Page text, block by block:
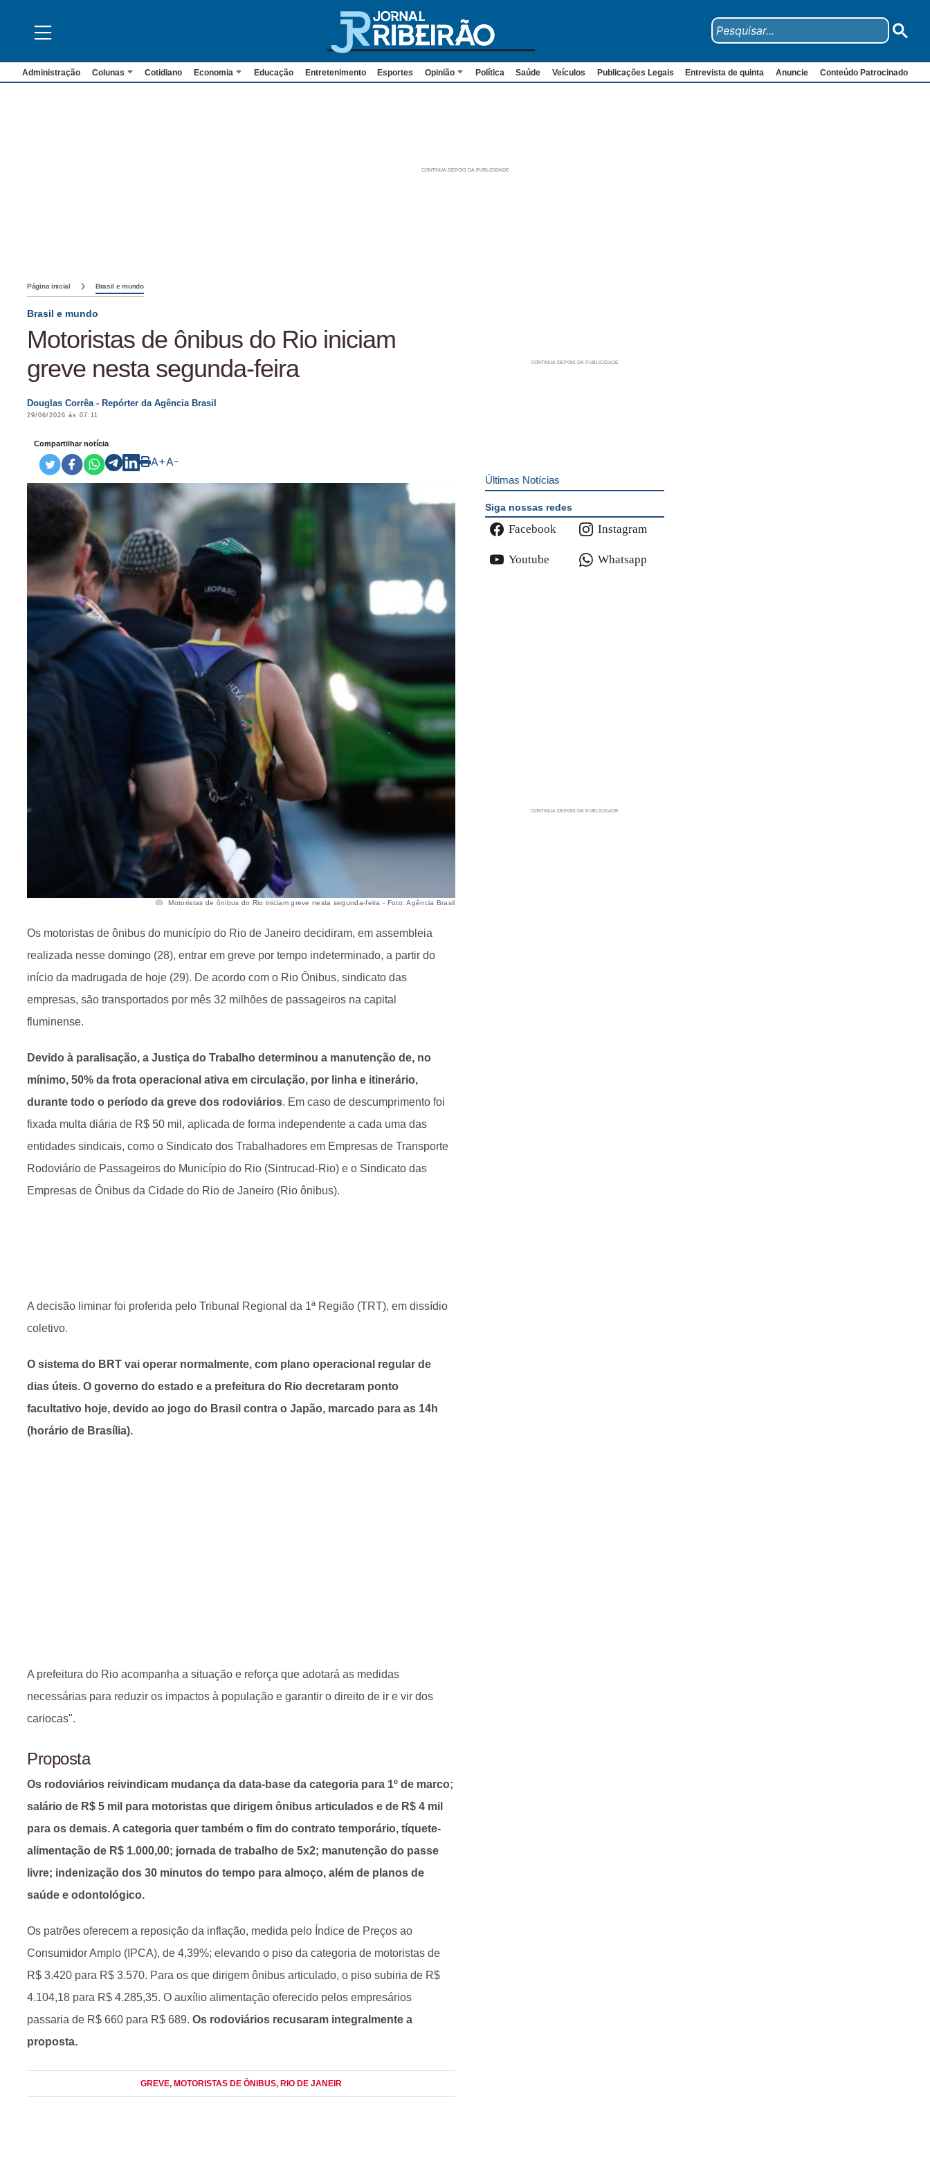
Administração Colunas Cotidiano Economia Educação Entretenimento Esportes Opinião Política Saúde Veículos Publicações Legais Entrevista de quinta Anuncie Conteúdo Patrocinado
Página inicial Brasil e mundo
Brasil e mundo
Motoristas de ônibus do Rio iniciam
greve nesta segunda-feira
Douglas Corrêa - Repórter da Agência Brasil
29/06/2026 às 07:11
Compartilhar notícia
A+A-
Motoristas de ônibus do Rio iniciam greve nesta segunda-feira - Foto: Agência Brasil
Os motoristas de ônibus do município do Rio de Janeiro decidiram, em assembleia
realizada nesse domingo (28), entrar em greve por tempo indeterminado, a partir do
início da madrugada de hoje (29). De acordo com o Rio Ônibus, sindicato das
empresas, são transportados por mês 32 milhões de passageiros na capital
fluminense.
Devido à paralisação, a Justiça do Trabalho determinou a manutenção de, no
mínimo, 50% da frota operacional ativa em circulação, por linha e itinerário,
durante todo o período da greve dos rodoviários. Em caso de descumprimento foi
fixada multa diária de R$ 50 mil, aplicada de forma independente a cada uma das
entidades sindicais, como o Sindicato dos Trabalhadores em Empresas de Transporte
Rodoviário de Passageiros do Município do Rio (Sintrucad-Rio) e o Sindicato das
Empresas de Ônibus da Cidade do Rio de Janeiro (Rio ônibus).
A decisão liminar foi proferida pelo Tribunal Regional da 1ª Região (TRT), em dissídio
coletivo.
O sistema do BRT vai operar normalmente, com plano operacional regular de
dias úteis. O governo do estado e a prefeitura do Rio decretaram ponto
facultativo hoje, devido ao jogo do Brasil contra o Japão, marcado para as 14h
(horário de Brasília).
A prefeitura do Rio acompanha a situação e reforça que adotará as medidas
necessárias para reduzir os impactos à população e garantir o direito de ir e vir dos
cariocas".
Proposta
Os rodoviários reivindicam mudança da data-base da categoria para 1º de marco;
salário de R$ 5 mil para motoristas que dirigem ônibus articulados e de R$ 4 mil
para os demais. A categoria quer também o fim do contrato temporário, tíquete-
alimentação de R$ 1.000,00; jornada de trabalho de 5x2; manutenção do passe
livre; indenização dos 30 minutos do tempo para almoço, além de planos de
saúde e odontológico.
Os patrões oferecem a reposição da inflação, medida pelo Índice de Preços ao
Consumidor Amplo (IPCA), de 4,39%; elevando o piso da categoria de motoristas de
R$ 3.420 para R$ 3.570. Para os que dirigem ônibus articulado, o piso subiria de R$
4.104,18 para R$ 4.285,35. O auxílio alimentação oferecido pelos empresários
passaria de R$ 660 para R$ 689. Os rodoviários recusaram integralmente a
proposta.
GREVE, MOTORISTAS DE ÔNIBUS, RIO DE JANEIR
Últimas Notícias
Siga nossas redes
Facebook Instagram
Youtube Whatsapp